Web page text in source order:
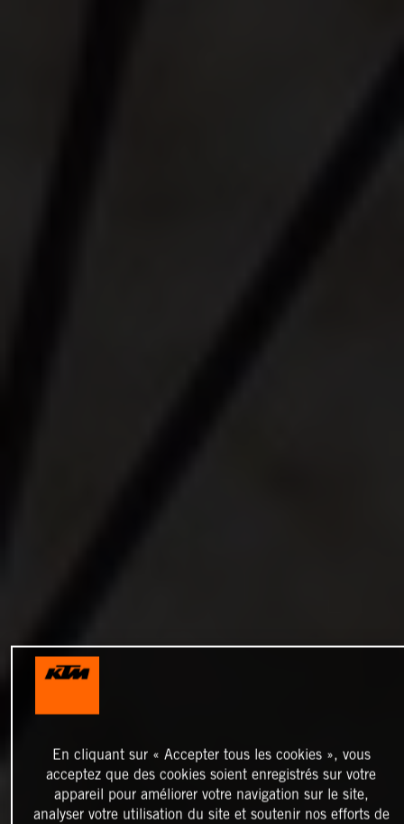
En cliquant sur « Accepter tous les cookies », vous
acceptez que des cookies soient enregistrés sur votre
appareil pour améliorer votre navigation sur le site,
analyser votre utilisation du site et soutenir nos efforts de